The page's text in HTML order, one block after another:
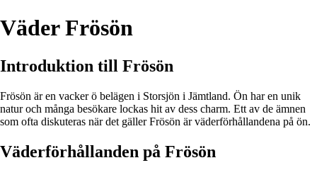
Väder Frösön
Introduktion till Frösön
Frösön är en vacker ö belägen i Storsjön i Jämtland. Ön har en unik
natur och många besökare lockas hit av dess charm. Ett av de ämnen
som ofta diskuteras när det gäller Frösön är väderförhållandena på ön.
Väderförhållanden på Frösön